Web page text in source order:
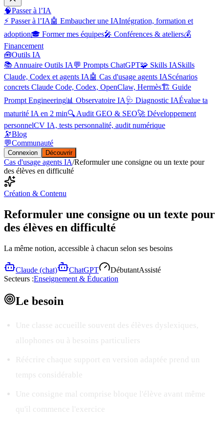
🧠Passer à l’IA
⚡ Passer à l’IA 🤖 Embaucher une IAIntégration, formation et
adoption🎓 Former mes équipes🎤 Conférences & ateliers💰
Financement
🧰Outils IA
📚 Annuaire Outils IA 💬 Prompts ChatGPT🧩 Skills IASkills
Claude, Codex et agents IA 🤖 Cas d'usage agents IAScénarios
concrets Claude Code, Codex, OpenClaw, Hermès🏗️ Guide
Prompt Engineering📊 Observatoire IA 🩺 Diagnostic IAÉvalue ta
maturité IA en 2 min🔍 Audit GEO & SEO🚀 Développement
personnelCV IA, tests personnalité, audit numérique
🔭Blog
💬Communauté
Connexion Découvrir
Cas d'usage agents IA/Reformuler une consigne ou un texte pour
des élèves en difficulté
Création & Contenu
Reformuler une consigne ou un texte pour
des élèves en difficulté
La même notion, accessible à chacun selon ses besoins
Claude (chat) ChatGPT DébutantAssisté
Secteurs :Enseignement & Éducation
Le besoin
Une classe accueille souvent des élèves dyslexiques,
allophones ou à besoins particuliers
Réécrire chaque support en version adaptée prend un
temps considérable
Une consigne mal comprise bloque l'élève avant même
qu'il commence l'exercice